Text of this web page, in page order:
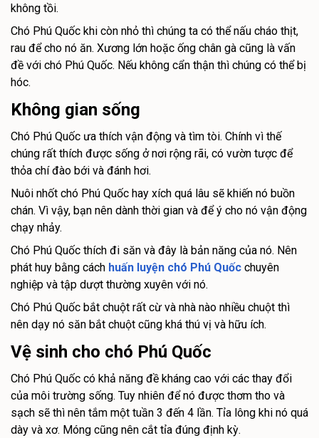
không tồi.
Chó Phú Quốc khi còn nhỏ thì chúng ta có thể nấu cháo thịt,
rau để cho nó ăn. Xương lớn hoặc ống chân gà cũng là vấn
đề với chó Phú Quốc. Nếu không cẩn thận thì chúng có thể bị
hóc.
Không gian sống
Chó Phú Quốc ưa thích vận động và tìm tòi. Chính vì thế
chúng rất thích được sống ở nơi rộng rãi, có vườn tược để
thỏa chí đào bới và đánh hơi.
Nuôi nhốt chó Phú Quốc hay xích quá lâu sẽ khiến nó buồn
chán. Vì vậy, bạn nên dành thời gian và để ý cho nó vận động
chạy nhảy.
Chó Phú Quốc thích đi săn và đây là bản năng của nó. Nên
phát huy bằng cách huấn luyện chó Phú Quốc chuyên
nghiệp và tập dượt thường xuyên với nó.
Chó Phú Quốc bắt chuột rất cừ và nhà nào nhiều chuột thì
nên dạy nó săn bắt chuột cũng khá thú vị và hữu ích.
Vệ sinh cho chó Phú Quốc
Chó Phú Quốc có khả năng đề kháng cao với các thay đổi
của môi trường sống. Tuy nhiên để nó được thơm tho và
sạch sẽ thì nên tắm một tuần 3 đến 4 lần. Tỉa lông khi nó quá
dày và xơ. Móng cũng nên cắt tỉa đúng định kỳ.